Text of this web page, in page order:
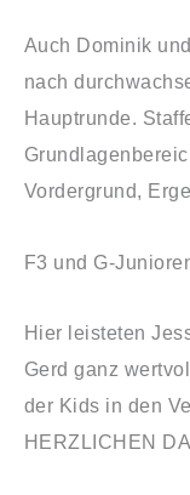
Auch Dominik
nach
Hauptrunde.
Vordergrund,
F3 und G-
Hier leisteten
Gerd ganz
der Kids in den
HERZLICHEN